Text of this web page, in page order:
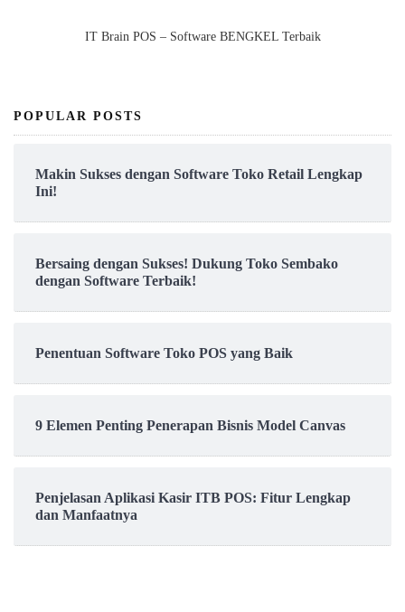
IT Brain POS – Software BENGKEL Terbaik
POPULAR POSTS
Makin Sukses dengan Software Toko Retail Lengkap
Ini!
Bersaing dengan Sukses! Dukung Toko Sembako
dengan Software Terbaik!
Penentuan Software Toko POS yang Baik
9 Elemen Penting Penerapan Bisnis Model Canvas
Penjelasan Aplikasi Kasir ITB POS: Fitur Lengkap
dan Manfaatnya